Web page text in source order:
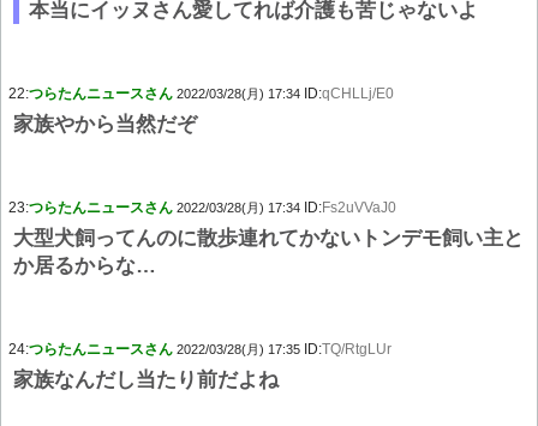
本当にイッヌさん愛してれば介護も苦じゃないよ
22:つらたんニュースさん 2022/03/28(月) 17:34 ID:qCHLLj/E0
家族やから当然だぞ
23:つらたんニュースさん 2022/03/28(月) 17:34 ID:Fs2uVVaJ0
大型犬飼ってんのに散歩連れてかないトンデモ飼い主と
か居るからな…
24:つらたんニュースさん 2022/03/28(月) 17:35 ID:TQ/RtgLUr
家族なんだし当たり前だよね